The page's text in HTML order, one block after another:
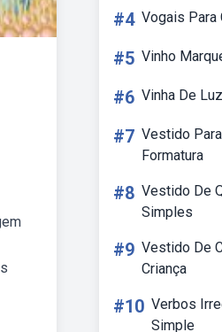
#4 Vogais Para
#5 Vinho
#6 Vinha De
#7 Vestido
Formatura
#8 Vestido De
Simples
#9 Vestido De
Criança
#10 Verbos
Simple